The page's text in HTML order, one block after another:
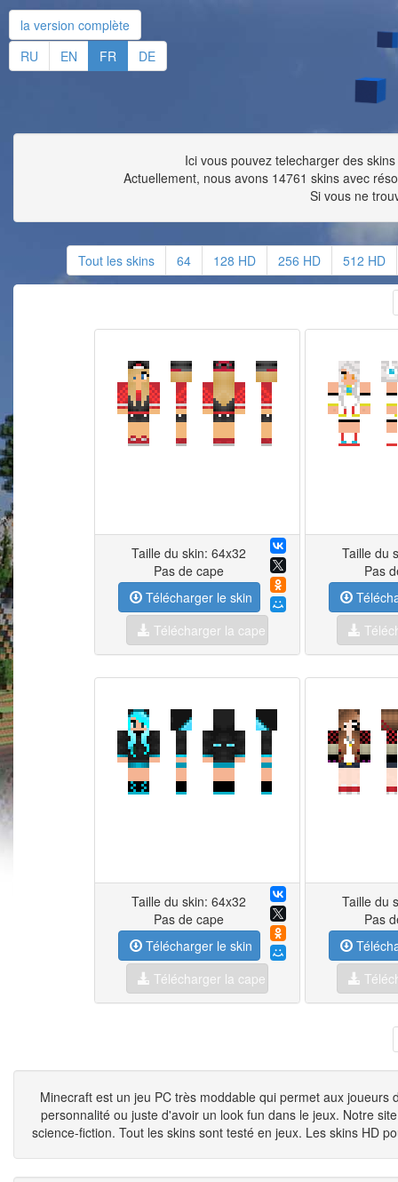
la version complète
RU
EN FR DE
Ici vous pouvez telecharger des
Actuellement, nous avons 14761 skins avec
Si vous ne
Tout les skins 64 128 HD 256 HD 512 HD
Taille du skin: 64x32
Pas de cape
Télécharger le skin
Télécharger la cape
Taille du
Pas
Taille du skin: 64x32
Pas de cape
Télécharger le skin
Télécharger la cape
Taille du
Pas
Minecraft est un jeu PC très moddable qui permet aux
personnalité ou juste d'avoir un look fun dans le jeux. Notre
science-fiction. Tout les skins sont testé en jeux. Les skins HD